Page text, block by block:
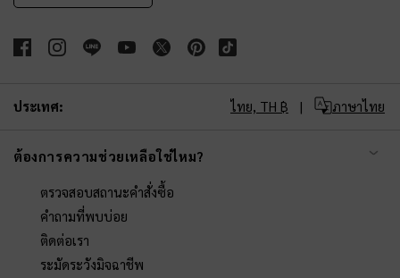
ประเทศ: ไทย, TH ฿ ภาษาไทย
ต้องการความช่วยเหลือใช่ไหม?
ตรวจสอบสถานะคำสั่งซื้อ
คำถามที่พบบ่อย
ติดต่อเรา
ระมัดระวังมิจฉาชีพ